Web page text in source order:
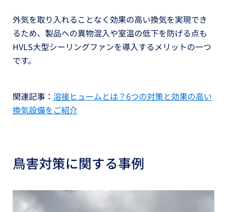
外気を取り入れることなく効果の高い換気を実現でき
るため、製品への異物混入や室温の低下を防げる点も
HVLS大型シーリングファンを導入するメリットの一つ
です。
関連記事： 溶接ヒュームとは？6つの対策と効果の高い
換気設備をご紹介
鳥害対策に関する事例